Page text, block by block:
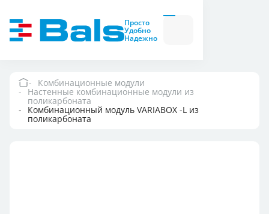
Просто
Удобно
Надежно
Вилки
и
розетки
модули
Вилки и розетки
Компания
Комбинационные модули
Настенные комбинационные модули из
поликарбоната
Комбинационный модуль VARIABOX -L из
поликарбоната